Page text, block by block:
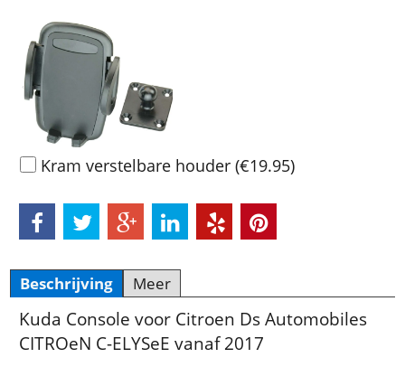
Kram verstelbare houder (€19.95)
Beschrijving Meer
Kuda Console voor Citroen Ds Automobiles
CITROeN C-ELYSeE vanaf 2017